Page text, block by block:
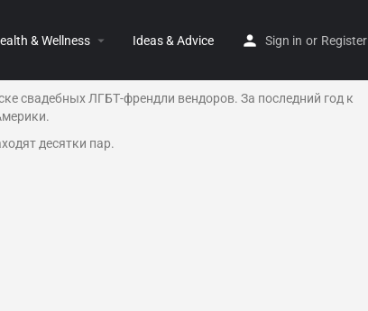
& Wellness Ideas & Advice Sign in or Register
свадебных ЛГБТ-френдли вендоров. За последний год к
десятки пар.